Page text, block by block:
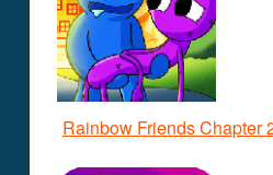
Rainbow Friends Chapter